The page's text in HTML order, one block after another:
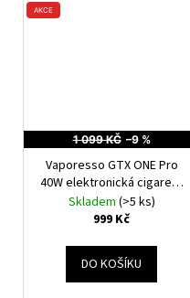
AKCE
1 099 KČ –9 %
Vaporesso GTX ONE Pro
40W elektronická cigareta
3000mAh Brown
Skladem (>5 ks)
999 Kč
DO KOŠÍKU